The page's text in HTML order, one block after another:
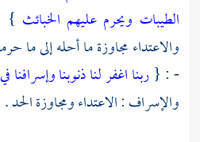
الطيبات ويحرم عليهم الخبائث }
والاعتداء مجاوزة ما أحله إلى ما
- : {ربنا اغفر لنا ذنوبنا وإسرافنا
والإسراف : الاعتداء ومجاوزة الحد .